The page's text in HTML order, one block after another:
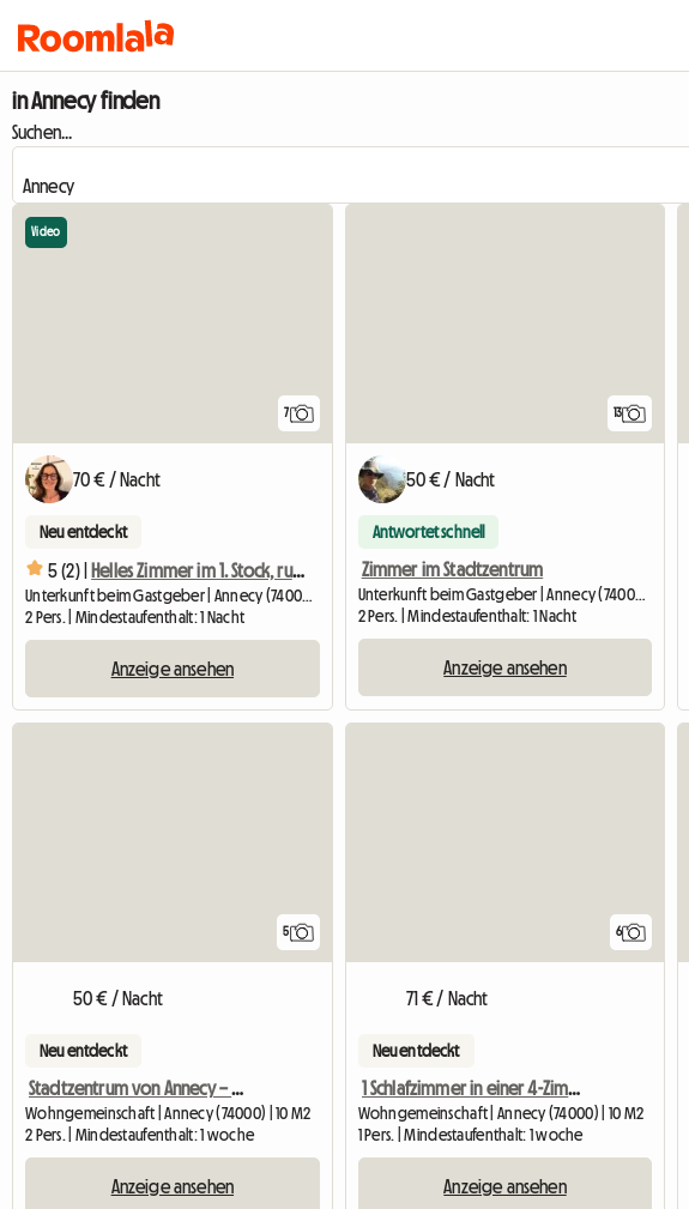
in Annecy finden
Suchen...
7
Video
70 € / Nacht
Neu entdeckt
5 (2) | Helles Zimmer im 1. Stock, ruhig, Innenstadt
Unterkunft beim Gastgeber | Annecy (74000) | 20 M2
2 Pers. | Mindestaufenthalt: 1 Nacht
Anzeige ansehen
13
50 € / Nacht
Antwortet schnell
Zimmer im Stadtzentrum
Unterkunft beim Gastgeber | Annecy (74000) | 12 M2
2 Pers. | Mindestaufenthalt: 1 Nacht
Anzeige ansehen
5
50 € / Nacht
Neu entdeckt
Stadtzentrum von Annecy – ruhiges Zimmer in einer 4-Zimmer-Wohnung
Wohngemeinschaft | Annecy (74000) | 10 M2
2 Pers. | Mindestaufenthalt: 1 woche
Anzeige ansehen
6
71 € / Nacht
Neu entdeckt
1 Schlafzimmer in einer 4-Zimmer-Wohngemeinschaft - Stadtzentrum von Annecy
Wohngemeinschaft | Annecy (74000) | 10 M2
1 Pers. | Mindestaufenthalt: 1 woche
Anzeige ansehen